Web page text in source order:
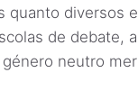
diversos
de debate,
neutro